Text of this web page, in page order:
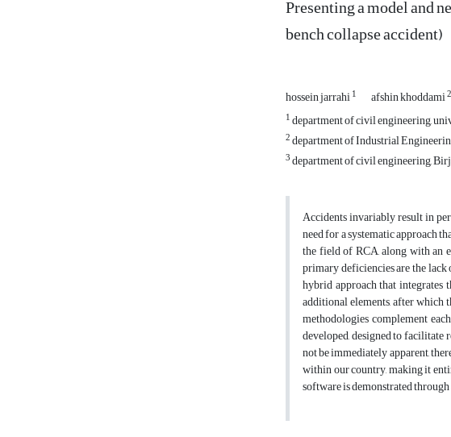
Presenting a model and
bench collapse accident)
hossein jarrahi1 afshin khoddami2
1department of civil engineering,
2department of Industrial
3department of civil engineering,
Accidents invariably result in
need for a systematic approach
the field of RCA, along with an
primary deficiencies are the lack
hybrid approach that
additional elements, after
methodologies complement
developed, designed to facilitate
not be immediately apparent,
within our country, making it
software is demonstrated through